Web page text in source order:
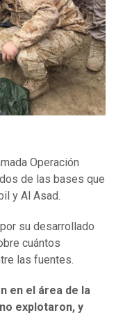
Operación
de las bases que
y Al Asad.
su desarrollado
cuántos
las fuentes.
en el área de la
explotaron, y